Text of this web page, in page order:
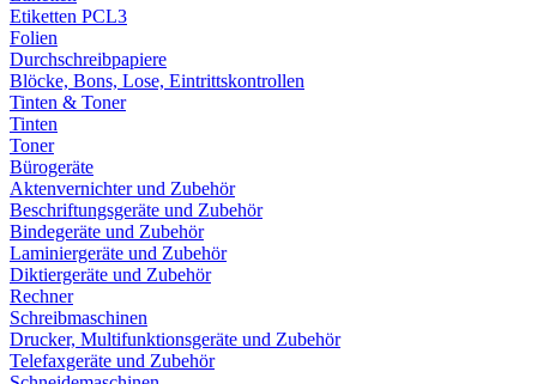
Etiketten PCL3
Folien
Durchschreibpapiere
Blöcke, Bons, Lose, Eintrittskontrollen
Tinten & Toner
Tinten
Toner
Bürogeräte
Aktenvernichter und Zubehör
Beschriftungsgeräte und Zubehör
Bindegeräte und Zubehör
Laminiergeräte und Zubehör
Diktiergeräte und Zubehör
Rechner
Schreibmaschinen
Drucker, Multifunktionsgeräte und Zubehör
Telefaxgeräte und Zubehör